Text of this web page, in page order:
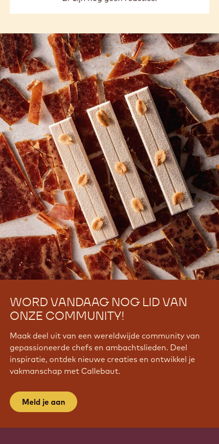
WORD VANDAAG NOG LID VAN
ONZE COMMUNITY!
Maak deel uit van een wereldwijde community van
gepassioneerde chefs en ambachtslieden. Deel
inspiratie, ontdek nieuwe creaties en ontwikkel je
vakmanschap met Callebaut.
Meld je aan